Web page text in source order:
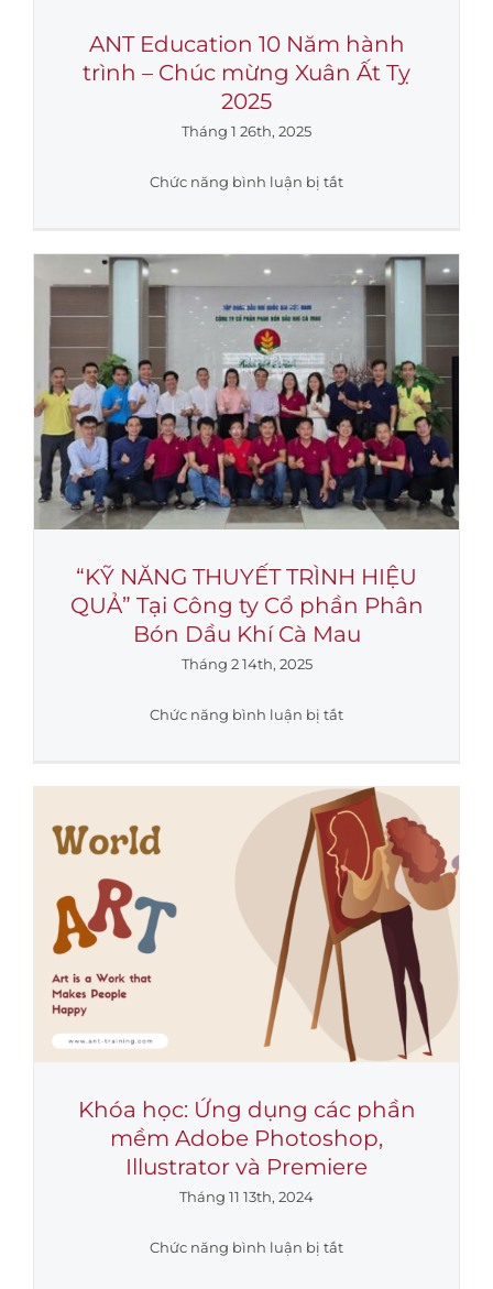
ANT Education 10 Năm hành
trình – Chúc mừng Xuân Ất Tỵ
2025
Tháng 1 26th, 2025
Chức năng bình luận bị tắtở
10
Năm
hành
Chúc
mừng
Xuân
Ất
Tỵ
2025
“KỸ NĂNG THUYẾT TRÌNH HIỆU
QUẢ” Tại Công ty Cổ phần Phân
Bón Dầu Khí Cà Mau
Tháng 2 14th, 2025
Chức năng bình luận bị tắtở
THUYẾT
TRÌNH
HIỆU
QUẢ”
Tại
Công
ty
Cổ
phần
Phân
Bón
Dầu
Cà
Mau
Khóa học: Ứng dụng các phần
mềm Adobe Photoshop,
Illustrator và Premiere
Tháng 11 13th, 2024
Chức năng bình luận bị tắtở